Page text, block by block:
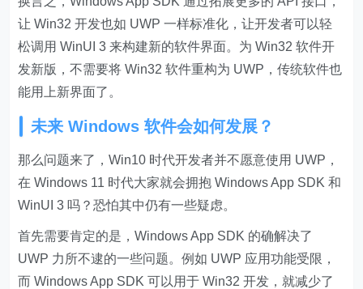
让 Win32 开发也如 UWP 一样标准化，让开发者可以轻
松调用 WinUI 3 来构建新的软件界面。为 Win32 软件开
发新版，不需要将 Win32 软件重构为 UWP，传统软件也
能用上新界面了。
未来 Windows 软件会如何发展？
那么问题来了，Win10 时代开发者并不愿意使用 UWP，
在 Windows 11 时代大家就会拥抱 Windows App SDK 和
WinUI 3 吗？恐怕其中仍有一些疑虑。
首先需要肯定的是，Windows App SDK 的确解决了
UWP 力所不逮的一些问题。例如 UWP 应用功能受限，
而 Windows App SDK 可以用于 Win32 开发，就减少了